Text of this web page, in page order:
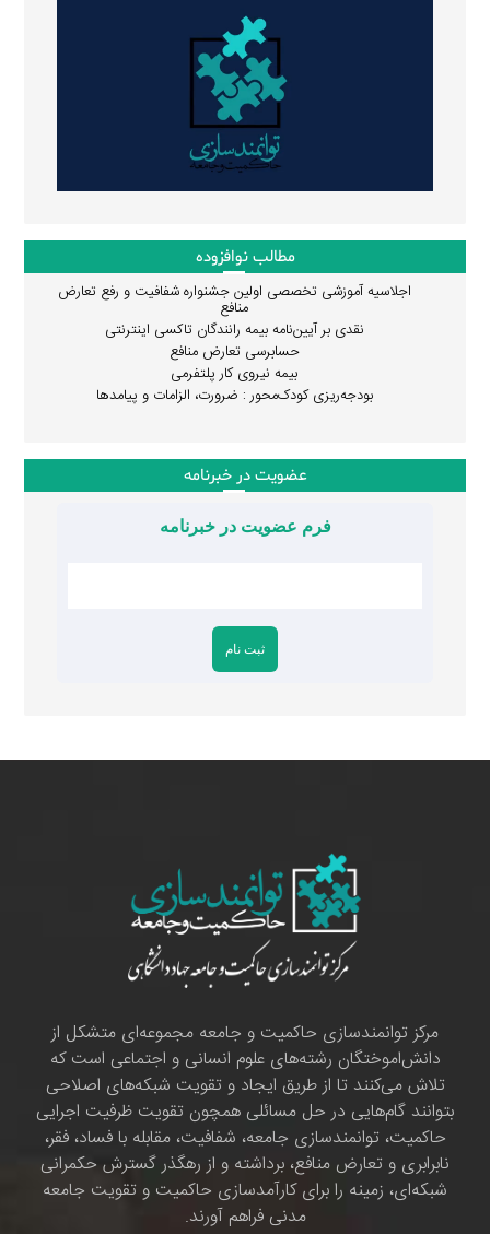
مطالب نوافزوده
اجلاسیه آموزشی تخصصی اولین جشنواره شفافیت و رفع تعارض
منافع
نقدی بر آیین‌نامه بیمه رانندگان تاکسی اینترنتی
حسابرسی تعارض منافع
بیمه نیروی کار پلتفرمی
بودجه‌ریزی کودک‌محور : ضرورت، الزامات و پیامدها
عضویت در خبرنامه
فرم عضویت در خبرنامه
مرکز توانمندسازی حاکمیت و جامعه مجموعه‌ای متشکل از
دانش‌اموختگان رشته‌های علوم انسانی و اجتماعی است که
تلاش می‌کنند تا از طریق ایجاد و تقویت شبکه‌های اصلاحی
بتوانند گام‌هایی در حل مسائلی همچون تقویت ظرفیت اجرایی
حاکمیت، توانمندسازی جامعه، شفافیت، مقابله با فساد، فقر،
نابرابری و تعارض منافع، برداشته و از رهگذر گسترش حکمرانی
شبکه‌ای، زمینه را برای کارآمدسازی حاکمیت و تقویت جامعه
مدنی فراهم آورند.